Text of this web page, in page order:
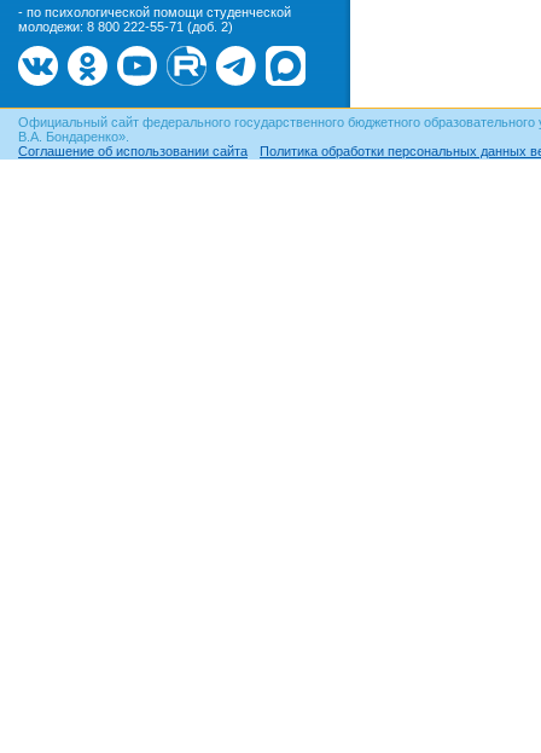
- по психологической помощи студенческой
молодежи: 8 800 222-55-71 (доб. 2)
Официальный сайт федерального государственного бюджетного
В.А. Бондаренко».
Соглашение об использовании сайта
Политика обработки персональных данных